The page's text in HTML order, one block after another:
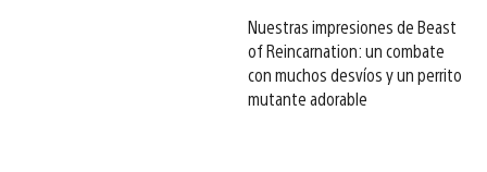
Nuestras impresiones de Beast
of Reincarnation: un combate
con muchos desvíos y un perrito
mutante adorable